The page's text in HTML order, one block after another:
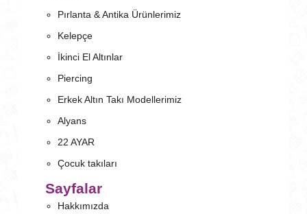
Pırlanta & Antika Ürünlerimiz
Kelepçe
İkinci El Altınlar
Piercing
Erkek Altın Takı Modellerimiz
Alyans
22 AYAR
Çocuk takıları
Sayfalar
Hakkımızda